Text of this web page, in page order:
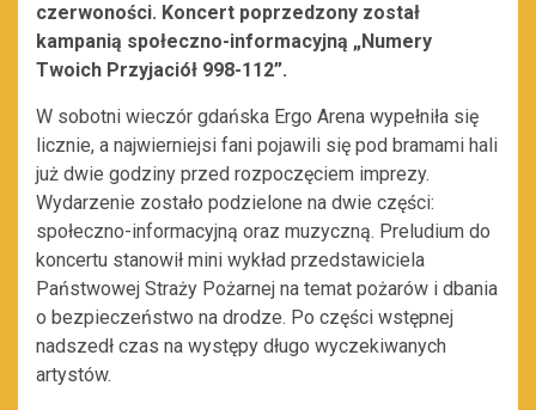
czerwoności. Koncert poprzedzony został
kampanią społeczno-informacyjną „Numery
Twoich Przyjaciół 998-112”.
W sobotni wieczór gdańska Ergo Arena wypełniła się
licznie, a najwierniejsi fani pojawili się pod bramami hali
już dwie godziny przed rozpoczęciem imprezy.
Wydarzenie zostało podzielone na dwie części:
społeczno-informacyjną oraz muzyczną. Preludium do
koncertu stanowił mini wykład przedstawiciela
Państwowej Straży Pożarnej na temat pożarów i dbania
o bezpieczeństwo na drodze. Po części wstępnej
nadszedł czas na występy długo wyczekiwanych
artystów.